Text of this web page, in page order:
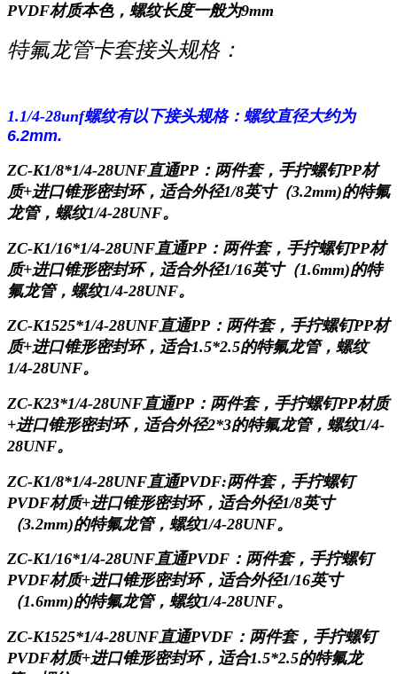
PVDF材质本色，螺纹长度一般为9mm
特氟龙管卡套接头规格：
1.1/4-28unf螺纹有以下接头规格： 螺纹直径大约为
6.2mm.
ZC-K1/8*1/4-28UNF直通PP： 两件套，手拧螺钉PP材
质+进口锥形密封环，适合外径1/8英寸（3.2mm)的特氟
龙管，螺纹1/4-28UNF。
ZC-K1/16*1/4-28UNF直通PP： 两件套，手拧螺钉PP材
质+进口锥形密封环，适合外径1/16英寸（1.6mm)的特
氟龙管，螺纹1/4-28UNF。
ZC-K1525*1/4-28UNF直通PP： 两件套，手拧螺钉PP材
质+进口锥形密封环，适合1.5*2.5的特氟龙管，螺纹
1/4-28UNF。
ZC-K23*1/4-28UNF直通PP： 两件套，手拧螺钉PP材质
+进口锥形密封环，适合外径2*3的特氟龙管，螺纹1/4-
28UNF。
ZC-K1/8*1/4-28UNF直通PVDF:两件套，手拧螺钉
PVDF材质+进口锥形密封环，适合外径1/8英寸
（3.2mm)的特氟龙管，螺纹1/4-28UNF。
ZC-K1/16*1/4-28UNF直通PVDF： 两件套，手拧螺钉
PVDF材质+进口锥形密封环，适合外径1/16英寸
（1.6mm)的特氟龙管，螺纹1/4-28UNF。
ZC-K1525*1/4-28UNF直通PVDF： 两件套，手拧螺钉
PVDF材质+进口锥形密封环，适合1.5*2.5的特氟龙